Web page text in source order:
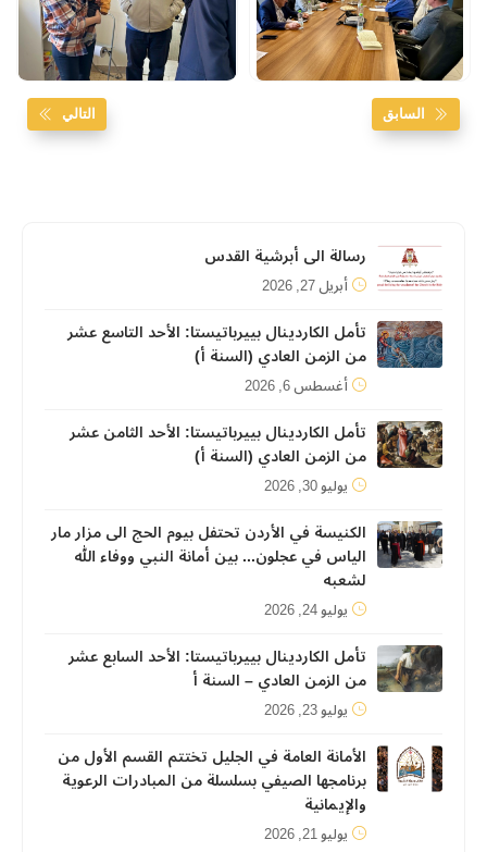
السابق التالي
رسالة الى أبرشية القدس
أبريل 27, 2026
تأمل الكاردينال بييرباتيستا: الأحد التاسع عشر
من الزمن العادي (السنة أ)
أغسطس 6, 2026
تأمل الكاردينال بييرباتيستا: الأحد الثامن عشر
من الزمن العادي (السنة أ)
يوليو 30, 2026
الكنيسة في الأردن تحتفل بيوم الحج الى مزار مار
الياس في عجلون... بين أمانة النبي ووفاء الله
لشعبه
يوليو 24, 2026
تأمل الكاردينال بييرباتيستا: الأحد السابع عشر
من الزمن العادي – السنة أ
يوليو 23, 2026
الأمانة العامة في الجليل تختتم القسم الأول من
برنامجها الصيفي بسلسلة من المبادرات الرعوية
والإيمانية
يوليو 21, 2026